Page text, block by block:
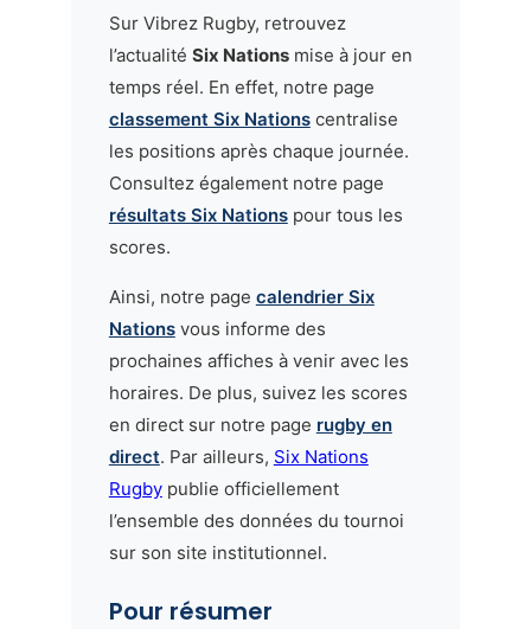
Sur Vibrez Rugby, retrouvez
l’actualité Six Nationsmise à jour en
temps réel. En effet, notre page
classement Six Nationscentralise
les positions après chaque journée.
Consultez également notre page
résultats Six Nationspour tous les
scores.
Ainsi, notre page calendrier Six
Nationsvous informe des
prochaines affiches à venir avec les
horaires. De plus, suivez les scores
en direct sur notre page rugby en
direct. Par ailleurs, Six Nations
Rugbypublie officiellement
l’ensemble des données du tournoi
sur son site institutionnel.
Pour résumer